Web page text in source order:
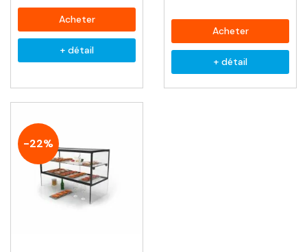
Acheter
+ détail
Acheter
+ détail
-22%